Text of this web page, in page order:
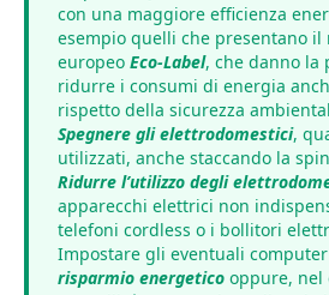
con una maggiore efficienza
esempio quelli che presentano il
europeo Eco-Label, che danno la
ridurre i consumi di energia
rispetto della sicurezza
Spegnere gli elettrodomestici,
utilizzati, anche staccando la
Ridurre l’utilizzo degli
apparecchi elettrici non
telefoni cordless o i bollitori
Impostare gli eventuali
risparmio energetico oppure, nel